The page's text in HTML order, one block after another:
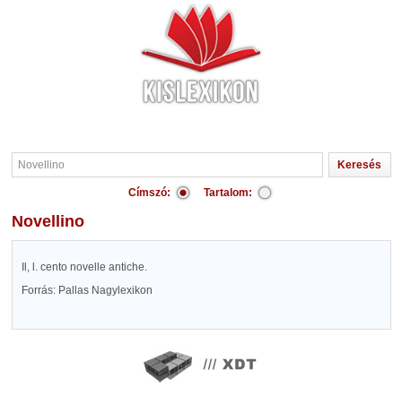
Címszó: Tartalom:
Novellino
Il, l. cento novelle antiche.
Forrás: Pallas Nagylexikon